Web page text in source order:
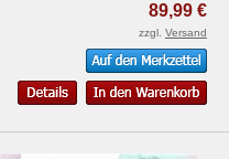
89,99 €
zzgl. Versand